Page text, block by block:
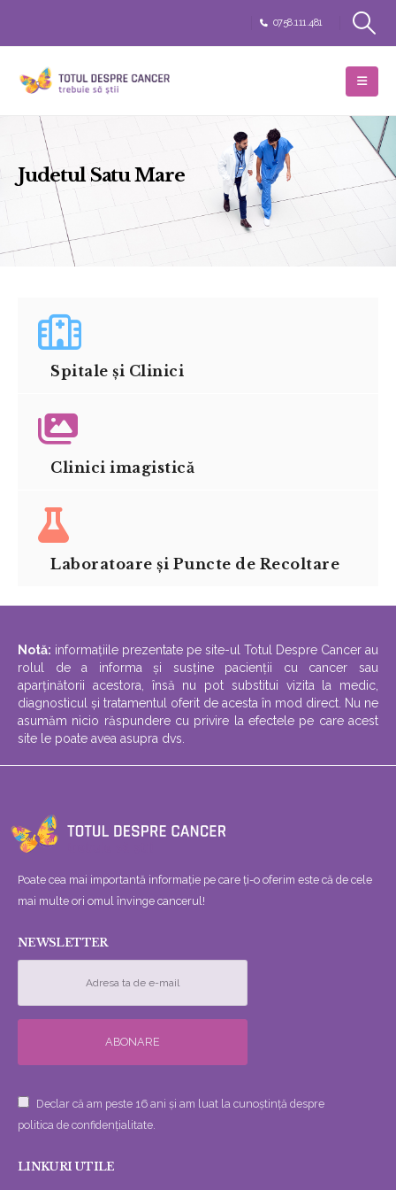
0758.111.481
Judetul Satu Mare
Spitale și Clinici
Clinici imagistică
Laboratoare și Puncte de Recoltare
Notă: informațiile prezentate pe site-ul Totul Despre Cancer au
rolul de a informa și susține pacienții cu cancer sau
aparținătorii acestora, însă nu pot substitui vizita la medic,
diagnosticul și tratamentul oferit de acesta în mod direct. Nu ne
asumăm nicio răspundere cu privire la efectele pe care acest
site le poate avea asupra dvs.
Poate cea mai importantă informație pe care ți-o oferim este că de cele
mai multe ori omul învinge cancerul!
NEWSLETTER
Declar că am peste 16 ani și am luat la cunoștință despre
politica de confidențialitate.
LINKURI UTILE